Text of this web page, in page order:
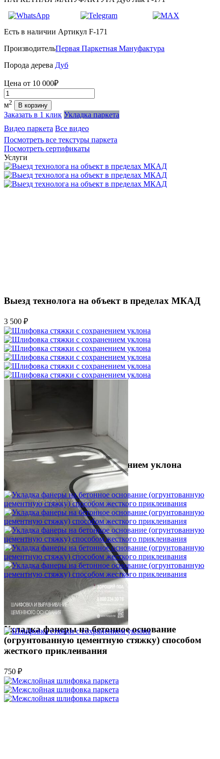
Есть в наличии Артикул F-171
ПроизводительПервая Паркетная Мануфактура
Порода дерева Дуб
Цена от 10 000₽
Количество
м2 В корзину
Заказать в 1 клик Укладка паркета
Видео паркета Все видео
Посмотреть все текстуры паркета
Посмотреть сертификаты
Услуги
Выезд технолога на объект в пределах МКАД
3 500 ₽
Шлифовка стяжки с сохранением уклона
1 500 ₽
Укладка фанеры на бетонное основание
(огрунтованную цементную стяжку) способом
жесткого приклеивания
750 ₽